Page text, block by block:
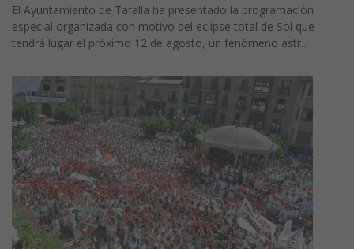
El Ayuntamiento de Tafalla ha presentado la programación
especial organizada con motivo del eclipse total de Sol que
tendrá lugar el próximo 12 de agosto, un fenómeno astr...